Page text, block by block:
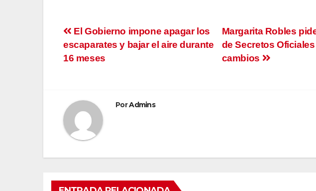
Navegación
de
Margarita Robles
de Secretos
cambios
El Gobierno impone apagar los
escaparates y bajar el aire durante
16 meses
PorAdmins